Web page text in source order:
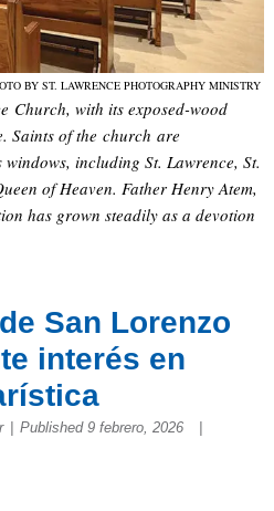
BY ST. LAWRENCE PHOTOGRAPHY MINISTRY
Church, with its exposed-wood
Saints of the church are
including St. Lawrence, St.
of Heaven. Father Henry Atem,
has grown steadily as a devotion
San Lorenzo
interés en
Published 9 febrero, 2026